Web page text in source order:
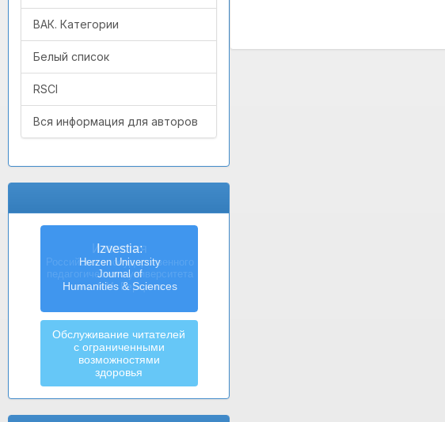
ВАК. Категории
Белый список
RSCI
Вся информация для авторов
Izvestia:
Herzen University
Journal of
Humanities & Sciences
Обслуживание читателей
с ограниченными
возможностями
здоровья